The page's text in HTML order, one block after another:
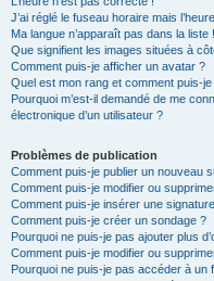
J’ai réglé le fuseau horaire mais
Ma langue n’apparaît pas dans la liste !
Que signifient les images situées à
Comment puis-je afficher un avatar ?
Quel est mon rang et comment puis-je
Pourquoi m’est-il demandé de me
électronique d’un utilisateur ?
Problèmes de publication
Comment puis-je publier un nouveau
Comment puis-je modifier ou
Comment puis-je insérer une
Comment puis-je créer un sondage ?
Pourquoi ne puis-je pas ajouter plus
Comment puis-je modifier ou
Pourquoi ne puis-je pas accéder à un